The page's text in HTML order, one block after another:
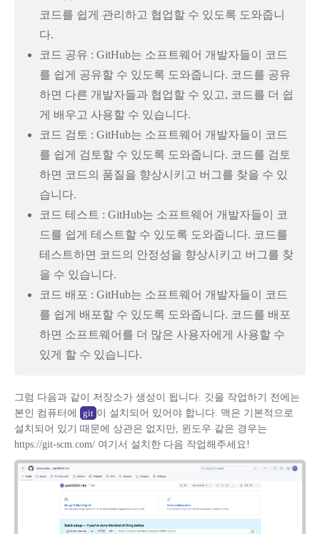
코드를 쉽게 관리하고 협업할 수 있도록 도와줍니
다.
코드 공유 : GitHub는 소프트웨어 개발자들이 코드
를 쉽게 공유할 수 있도록 도와줍니다. 코드를 공유
하면 다른 개발자들과 협업할 수 있고, 코드를 더 쉽
게 배우고 사용할 수 있습니다.
코드 검토 : GitHub는 소프트웨어 개발자들이 코드
를 쉽게 검토할 수 있도록 도와줍니다. 코드를 검토
하면 코드의 품질을 향상시키고 버그를 찾을 수 있
습니다.
코드 테스트 : GitHub는 소프트웨어 개발자들이 코
드를 쉽게 테스트할 수 있도록 도와줍니다. 코드를
테스트하면 코드의 안정성을 향상시키고 버그를 찾
을 수 있습니다.
코드 배포 : GitHub는 소프트웨어 개발자들이 코드
를 쉽게 배포할 수 있도록 도와줍니다. 코드를 배포
하면 소프트웨어를 더 많은 사용자에게 사용할 수
있게 할 수 있습니다.
그럼 다음과 같이 저장소가 생성이 됩니다. 깃을 작업하기 전에는
본인 컴퓨터에
git 이 설치되어 있어야 합니다. 맥은 기본적으로
설치되어 있기 때문에 상관은 없지만, 윈도우 같은 경우는
https://git-scm.com/ 여기서 설치한 다음 작업해주세요!